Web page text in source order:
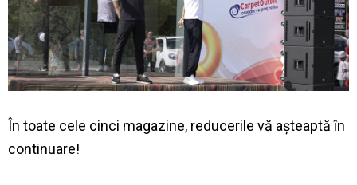
În toate cele cinci magazine, reducerile vă așteaptă în
continuare!